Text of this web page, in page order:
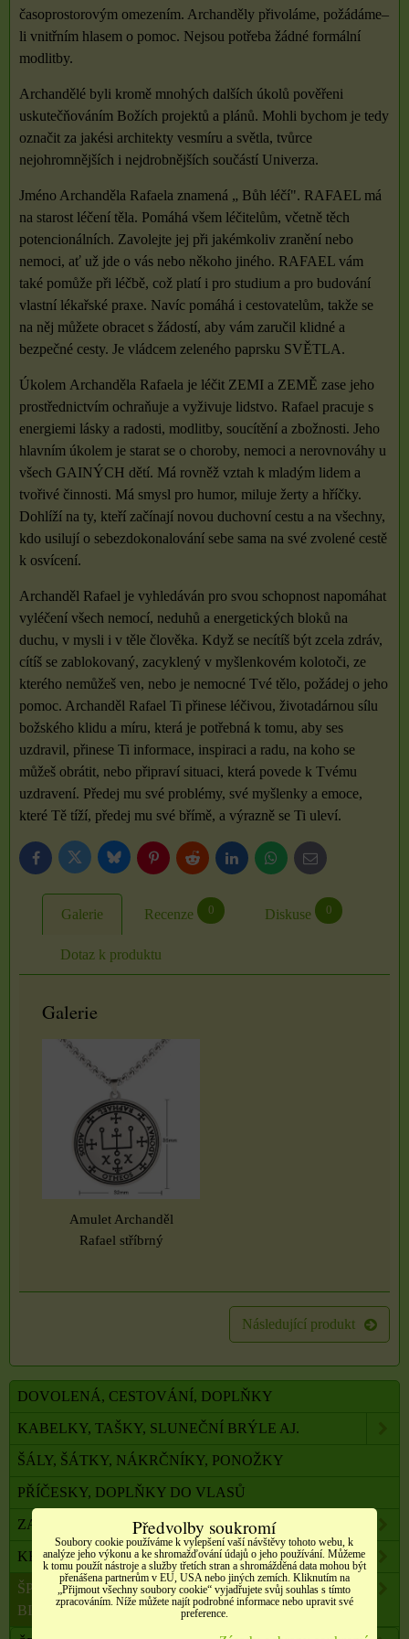
časoprostorovým omezením. Archanděly přivoláme, požádáme–
li vnitřním hlasem o pomoc. Nejsou potřeba žádné formální
modlitby.
Archandělé byli kromě mnohých dalších úkolů pověřeni
uskutečňováním Božích projektů a plánů. Mohli bychom je tedy
označit za jakési architekty vesmíru a světla, tvůrce
nejohromnějších i nejdrobnějších součástí Univerza.
Jméno Archanděla Rafaela znamená „ Bůh léčí". RAFAEL má
na starost léčení těla. Pomáhá všem léčitelům, včetně těch
potencionálních. Zavolejte jej při jakémkoliv zranění nebo
nemoci, ať už jde o vás nebo někoho jiného. RAFAEL vám
také pomůže při léčbě, což platí i pro studium a pro budování
vlastní lékařské praxe. Navíc pomáhá i cestovatelům, takže se
na něj můžete obracet s žádostí, aby vám zaručil klidné a
bezpečné cesty. Je vládcem zeleného paprsku SVĚTLA.
Úkolem Archanděla Rafaela je léčit ZEMI a ZEMĚ zase jeho
prostřednictvím ochraňuje a vyživuje lidstvo. Rafael pracuje s
energiemi lásky a radosti, modlitby, soucítění a zbožnosti. Jeho
hlavním úkolem je starat se o choroby, nemoci a nerovnováhy u
všech GAINÝCH dětí. Má rovněž vztah k mladým lidem a
tvořivé činnosti. Má smysl pro humor, miluje žerty a hříčky.
Dohlíží na ty, kteří začínají novou duchovní cestu a na všechny,
kdo usilují o sebezdokonalování sebe sama na své zvolené cestě
k osvícení.
Archanděl Rafael je vyhledáván pro svou schopnost napomáhat
vyléčení všech nemocí, neduhů a energetických bloků na
duchu, v mysli i v těle člověka. Když se necítíš být zcela zdráv,
cítíš se zablokovaný, zacyklený v myšlenkovém kolotoči, ze
kterého nemůžeš ven, nebo je nemocné Tvé tělo, požádej o jeho
pomoc. Archanděl Rafael Ti přinese léčivou, životadárnou sílu
božského klidu a míru, která je potřebná k tomu, aby ses
uzdravil, přinese Ti informace, inspiraci a radu, na koho se
můžeš obrátit, nebo připraví situaci, která povede k Tvému
uzdravení. Předej mu své problémy, své myšlenky a emoce,
které Tě tíží, předej mu své břímě, a výrazně se Ti uleví.
FacebookTwitter BlueskyPinterestReddit LinkedInWhatsApp
E-
mail
Galerie Recenze 0 Diskuse 0
Dotaz k produktu
Galerie
Amulet Archanděl
Rafael stříbrný
Následující produkt
DOVOLENÁ, CESTOVÁNÍ, DOPLŇKY
KABELKY, TAŠKY, SLUNEČNÍ BRÝLE AJ.
ŠÁLY, ŠÁTKY, NÁKRČNÍKY, PONOŽKY
PŘÍČESKY, DOPLŇKY DO VLASŮ
ZAHRADA, BALKON, DOMÁCNOST
KRÁSA A ZDRAVÍ
ŠPERKY, NEREZOVÁ OCEL, PŘÍRODNÍ KÁMEN,
BIŽUTERIE
Předvolby soukromí
Soubory cookie používáme k vylepšení vaší návštěvy tohoto webu, k
analýze jeho výkonu a ke shromažďování údajů o jeho používání. Můžeme
k tomu použít nástroje a služby třetích stran a shromážděná data mohou být
přenášena partnerům v EU, USA nebo jiných zemích. Kliknutím na
„Přijmout všechny soubory cookie“ vyjadřujete svůj souhlas s tímto
zpracováním. Níže můžete najít podrobné informace nebo upravit své
preference.